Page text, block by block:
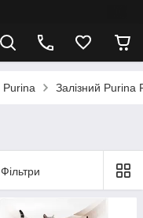
Purina Залізний Purina
Фільтри